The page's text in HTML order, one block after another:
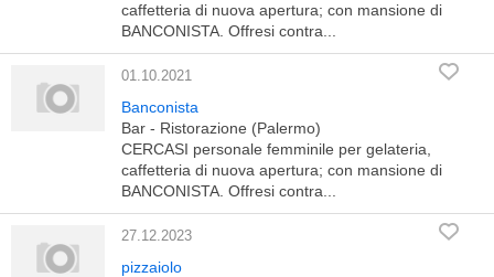
caffetteria di nuova apertura; con mansione di
BANCONISTA. Offresi contra...
01.10.2021
Banconista
Bar - Ristorazione (Palermo)
CERCASI personale femminile per gelateria,
caffetteria di nuova apertura; con mansione di
BANCONISTA. Offresi contra...
27.12.2023
pizzaiolo